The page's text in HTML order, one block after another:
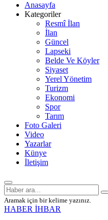
Anasayfa
Kategoriler
Resmî İlan
İlan
Güncel
Lapseki
Belde Ve Köyler
Siyaset
Yerel Yönetim
Turizm
Ekonomi
Spor
Tarım
Foto Galeri
Video
Yazarlar
Künye
İletişim
Aramak için bir kelime yazınız.
HABER İHBAR